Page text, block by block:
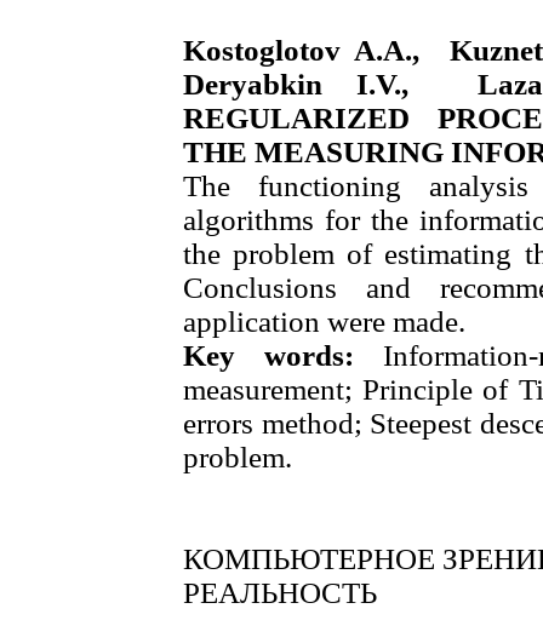
Kostoglotov A.A.,
Deryabkin I.V.,
REGULARIZED
THE MEASURING
The functioning
algorithms for the
the problem of estimating
Conclusions and
application were made.
Key words:
measurement; Principle of
errors method; Steepest
problem.
КОМПЬЮТЕРНОЕ
РЕАЛЬНОСТЬ